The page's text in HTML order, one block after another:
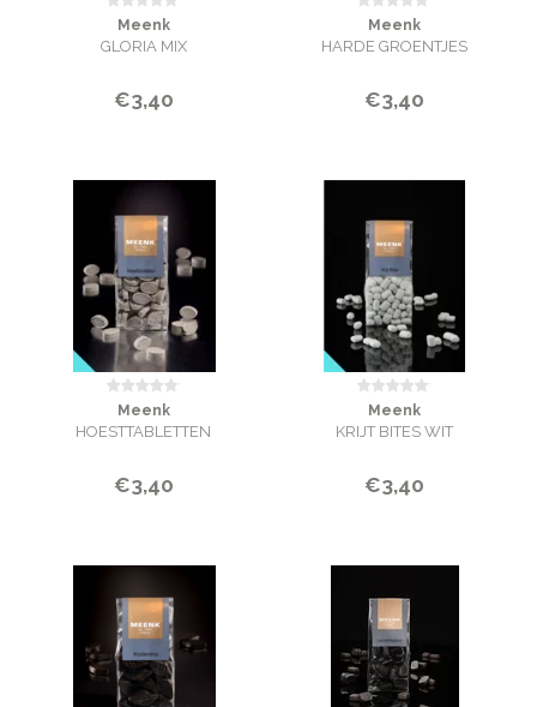
Meenk
GLORIA MIX
€3,40
Meenk
HARDE GROENTJES
€3,40
Meenk
HOESTTABLETTEN
€3,40
Meenk
KRIJT BITES WIT
€3,40